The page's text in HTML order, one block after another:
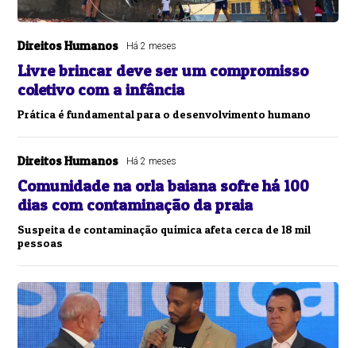
Direitos Humanos Há 2 meses
Livre brincar deve ser um compromisso
coletivo com a infância
Prática é fundamental para o desenvolvimento humano
Direitos Humanos Há 2 meses
Comunidade na orla baiana sofre há 100
dias com contaminação da praia
Suspeita de contaminação química afeta cerca de 18 mil
pessoas